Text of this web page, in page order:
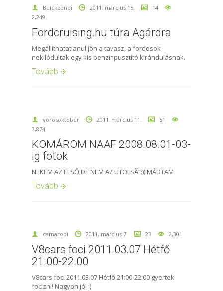
Buickbandi 2011. március 15.
14
2,249
Fordcruising.hu túra Agárdra
Megállíthatatlanul jön a tavasz, a fordosok
nekilódultak egy kis benzinpusztító kirándulásnak.
Tovább
vorosoktober 2011. március 11.
51
3,874
KOMÁROM NAAF 2008.08.01-03-
ig fotok
NEKEM AZ ELSŐ,DE NEM AZ UTOLSÃ“:))IMÁDTAM
Tovább
camarobi 2011. március 7. 23 2,301
V8cars foci 2011.03.07 Hétfő
21:00-22:00
V8cars foci 2011.03.07 Hétfő 21:00-22:00 gyertek
focizni! Nagyon jó! :)